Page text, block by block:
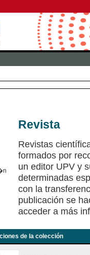
Revista
Revistas
formados por
un editor UPV y
determinadas
con la
publicación se
acceder a más
de la colección